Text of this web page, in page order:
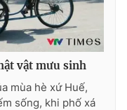
vật mưu sinh
mùa hè xứ Huế,
sống, khi phố xá